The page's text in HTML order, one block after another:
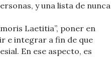
y una lista de nunca
Laetitia”, poner en
e integrar a fin de que
En ese aspecto, es